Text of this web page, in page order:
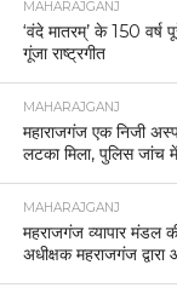
MAHARAJGANJ
‘वंदे मातरम्’ के 150 वर्ष
गूंजा राष्ट्रगीत
MAHARAJGANJ
महाराजगंज एक निजी
लटका मिला, पुलिस जांच
MAHARAJGANJ
महराजगंज व्यापार मंडल
अधीक्षक महराजगंज